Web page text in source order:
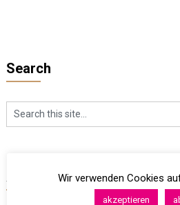
Search
ArchivesWir verwenden Cookies
akzeptieren